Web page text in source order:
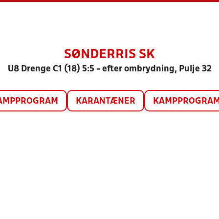
SØNDERRIS SK
U8 Drenge C1 (18) 5:5 - efter ombrydning, Pulje 32
KARANTÆNER